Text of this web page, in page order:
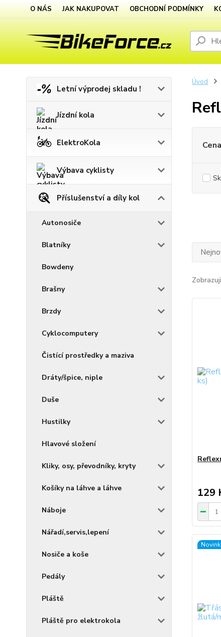
O NÁS JAK NAKUPOVAT OBCHODNÍ PODMÍNKY
Letní výprodej skladu !
Jízdní kola
ElektroKola
Výbava cyklisty
Příslušenství a díly kol
Autonosiče
Blatníky
Bowdeny
Brašny
Brzdy
Cyklocomputery
Čistící prostředky a maziva
Dráty/špice, niple
Duše
Hustilky
Hlavové složení
Kliky, osy, převodníky, kryty
Košíky na láhve a láhve
Náboje
Nářadí,servis,lepení
Nosiče a koše
Pedály
Pláště
Pláště pro elektrokola
Úvod
129